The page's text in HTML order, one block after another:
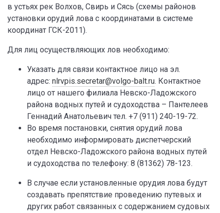
в устьях рек Волхов, Свирь и Сясь (схемы районов
установки орудий лова с координатами в системе
координат ГСК-2011).
Для лиц осуществляющих лов необходимо:
Указать для связи контактное лицо на эл.
адрес: nlrvpis.secretar@volgo-balt.ru. Контактное
лицо от нашего филиала Невско-Ладожского
района водных путей и судоходства – Пантелеев
Геннадий Анатольевич тел. +7 (911) 240-19-72.
Во время постановки, снятия орудий лова
необходимо информировать диспетчерский
отдел Невско-Ладожского района водных путей
и судоходства по телефону: 8 (81362) 78-123.
В случае если установленные орудия лова будут
создавать препятствие проведению путевых и
других работ связанных с содержанием судовых